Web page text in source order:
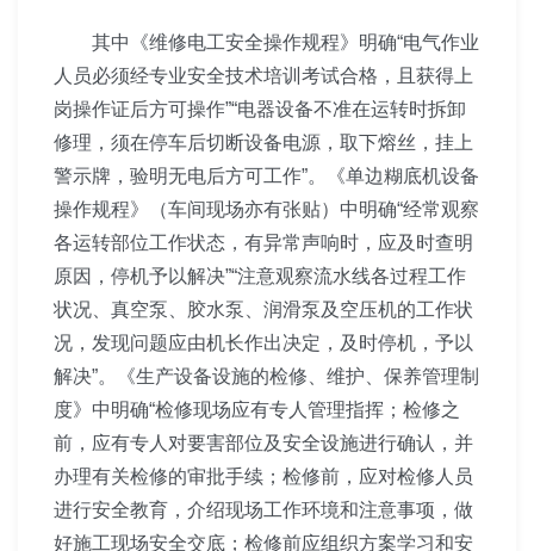
其中《维修电工安全操作规程》明确“电气作业
人员必须经专业安全技术培训考试合格，且获得上
岗操作证后方可操作”“电器设备不准在运转时拆卸
修理，须在停车后切断设备电源，取下熔丝，挂上
警示牌，验明无电后方可工作”。《单边糊底机设备
操作规程》（车间现场亦有张贴）中明确“经常观察
各运转部位工作状态，有异常声响时，应及时查明
原因，停机予以解决”“注意观察流水线各过程工作
状况、真空泵、胶水泵、润滑泵及空压机的工作状
况，发现问题应由机长作出决定，及时停机，予以
解决”。《生产设备设施的检修、维护、保养管理制
度》中明确“检修现场应有专人管理指挥；检修之
前，应有专人对要害部位及安全设施进行确认，并
办理有关检修的审批手续；检修前，应对检修人员
进行安全教育，介绍现场工作环境和注意事项，做
好施工现场安全交底；检修前应组织方案学习和安